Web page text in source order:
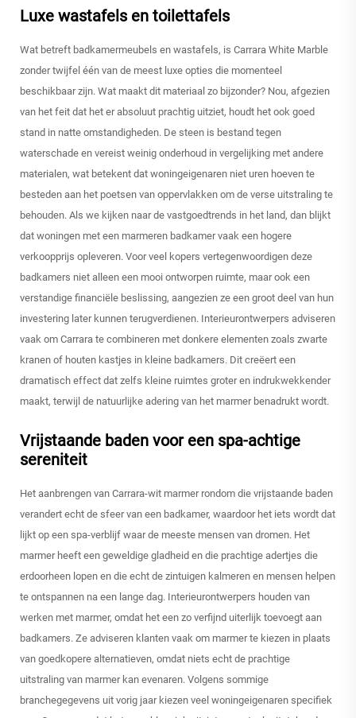
Luxe wastafels en toilettafels
Wat betreft badkamermeubels en wastafels, is Carrara White Marble
zonder twijfel één van de meest luxe opties die momenteel
beschikbaar zijn. Wat maakt dit materiaal zo bijzonder? Nou, afgezien
van het feit dat het er absoluut prachtig uitziet, houdt het ook goed
stand in natte omstandigheden. De steen is bestand tegen
waterschade en vereist weinig onderhoud in vergelijking met andere
materialen, wat betekent dat woningeigenaren niet uren hoeven te
besteden aan het poetsen van oppervlakken om de verse uitstraling te
behouden. Als we kijken naar de vastgoedtrends in het land, dan blijkt
dat woningen met een marmeren badkamer vaak een hogere
verkoopprijs opleveren. Voor veel kopers vertegenwoordigen deze
badkamers niet alleen een mooi ontworpen ruimte, maar ook een
verstandige financiële beslissing, aangezien ze een groot deel van hun
investering later kunnen terugverdienen. Interieurontwerpers adviseren
vaak om Carrara te combineren met donkere elementen zoals zwarte
kranen of houten kastjes in kleine badkamers. Dit creëert een
dramatisch effect dat zelfs kleine ruimtes groter en indrukwekkender
maakt, terwijl de natuurlijke adering van het marmer benadrukt wordt.
Vrijstaande baden voor een spa-achtige
sereniteit
Het aanbrengen van Carrara-wit marmer rondom die vrijstaande baden
verandert echt de sfeer van een badkamer, waardoor het iets wordt dat
lijkt op een spa-verblijf waar de meeste mensen van dromen. Het
marmer heeft een geweldige gladheid en die prachtige adertjes die
erdoorheen lopen en die echt de zintuigen kalmeren en mensen helpen
te ontspannen na een lange dag. Interieurontwerpers houden van
werken met marmer, omdat het een zo verfijnd uiterlijk toevoegt aan
badkamers. Ze adviseren klanten vaak om marmer te kiezen in plaats
van goedkopere alternatieven, omdat niets echt de prachtige
uitstraling van marmer kan evenaren. Volgens sommige
branchegegevens uit vorig jaar kiezen veel woningeigenaren specifiek